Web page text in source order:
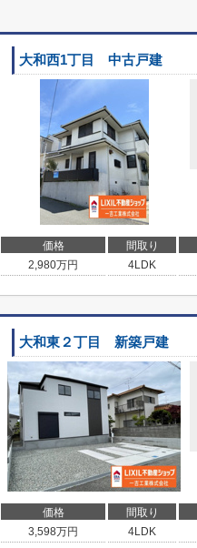
大和西1丁目 中古戸建
価格 間取り
2,980万円 4LDK
大和東２丁目 新築戸建
価格 間取り
3,598万円 4LDK